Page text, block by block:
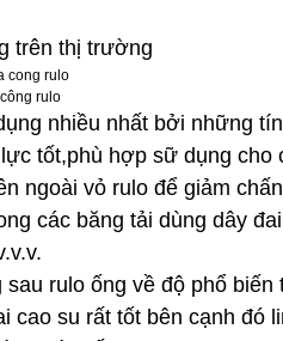
trên thị trường
rulo
nhiều nhất bởi những
tốt,phù hợp sữ dụng cho
ngoài vỏ rulo để giảm
các băng tải dùng dây
rulo ống về độ phổ biến
su rất tốt bên cạnh đó